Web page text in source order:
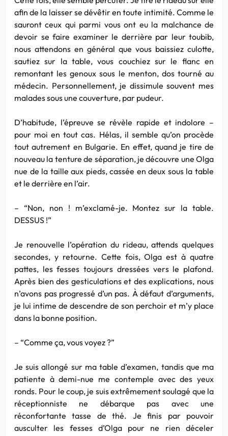
afin de la laisser se dévêtir en toute intimité. Comme le
sauront ceux qui parmi vous ont eu la malchance de
devoir se faire examiner le derrière par leur toubib,
nous attendons en général que vous baissiez culotte,
sautiez sur la table, vous couchiez sur le flanc en
remontant les genoux sous le menton, dos tourné au
médecin. Personnellement, je dissimule souvent mes
malades sous une couverture, par pudeur.
D’habitude, l’épreuve se révèle rapide et indolore –
pour moi en tout cas. Hélas, il semble qu’on procède
tout autrement en Bulgarie. En effet, quand je tire de
nouveau la tenture de séparation, je découvre une Olga
nue de la taille aux pieds, cassée en deux sous la table
et le derrière en l’air.
– “Non, non ! m’exclamé-je. Montez sur la table.
DESSUS !”
Je renouvelle l’opération du rideau, attends quelques
secondes, y retourne. Cette fois, Olga est à quatre
pattes, les fesses toujours dressées vers le plafond.
Après bien des gesticulations et des explications, nous
n’avons pas progressé d’un pas. À défaut d’arguments,
je lui intime de descendre de son perchoir et m’y place
dans la bonne position.
– “Comme ça, vous voyez ?”
Je suis allongé sur ma table d’examen, tandis que ma
patiente à demi-nue me contemple avec des yeux
ronds. Pour le coup, je suis extrêmement soulagé que la
réceptionniste ne débarque pas avec une
réconfortante tasse de thé. Je finis par pouvoir
ausculter les fesses d’Olga pour ne rien déceler